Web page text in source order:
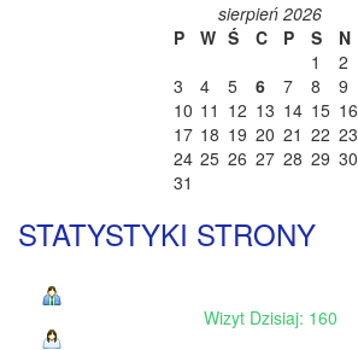
sierpień 2026
P
W Ś C P S
N
1
2
3
4 5 6 7 8
9
10 11 12 13 14 15 16
17 18 19 20 21 22 23
24 25 26 27 28 29 30
31
STATYSTYKI STRONY
Wizyt Dzisiaj: 160